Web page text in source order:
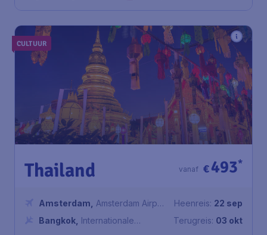
CULTUUR
Thailand €493*
vanaf
Amsterdam
Amsterdam Airport
Schiphol
Bangkok Internationale
Heenreis: 22 sep
Terugreis: 03 okt